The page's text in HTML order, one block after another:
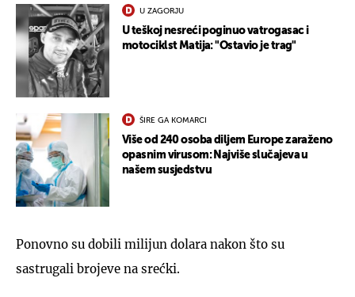
U ZAGORJU
U teškoj nesreći poginuo vatrogasac i
motociklst Matija: "Ostavio je trag"
ŠIRE GA KOMARCI
Više od 240 osoba diljem Europe zaraženo
opasnim virusom: Najviše slučajeva u
našem susjedstvu
Ponovno su dobili milijun dolara nakon što su
sastrugali brojeve na srećki.